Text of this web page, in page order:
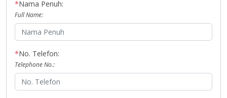
*Nama Penuh:
Full Name:
*No. Telefon:
Telephone No.: